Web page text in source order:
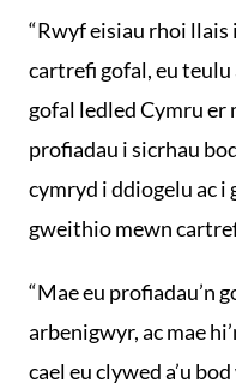
“Rwyf eisiau rhoi llais
cartrefi gofal, eu
gofal ledled Cymru er
profiadau i sicrhau
cymryd i ddiogelu ac i
gweithio mewn
“Mae eu profiadau’n
arbenigwyr, ac mae
cael eu clywed a’u